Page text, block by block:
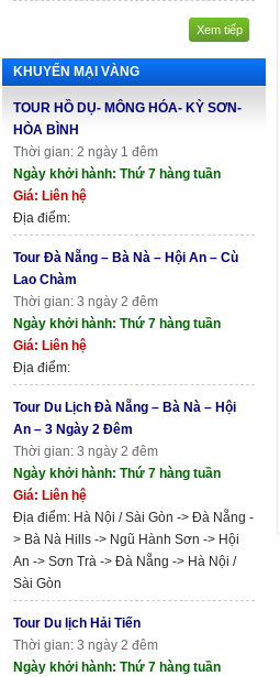
Xem tiếp
KHUYẾN MẠI VÀNG
TOUR HỒ DỤ- MÔNG HÓA- KỲ SƠN-
HÒA BÌNH
Thời gian: 2 ngày 1 đêm
Ngày khởi hành: Thứ 7 hàng tuần
Giá: Liên hệ
Địa điểm:
Tour Đà Nẵng – Bà Nà – Hội An – Cù
Lao Chàm
Thời gian: 3 ngày 2 đêm
Ngày khởi hành: Thứ 7 hàng tuần
Giá: Liên hệ
Địa điểm:
Tour Du Lịch Đà Nẵng – Bà Nà – Hội
An – 3 Ngày 2 Đêm
Thời gian: 3 ngày 2 đêm
Ngày khởi hành: Thứ 7 hàng tuần
Giá: Liên hệ
Địa điểm: Hà Nội / Sài Gòn -> Đà Nẵng -
> Bà Nà Hills -> Ngũ Hành Sơn -> Hội
An -> Sơn Trà -> Đà Nẵng -> Hà Nội /
Sài Gòn
Tour Du lịch Hải Tiến
Thời gian: 3 ngày 2 đêm
Ngày khởi hành: Thứ 7 hàng tuần